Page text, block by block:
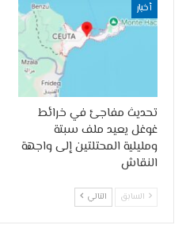
أخبار
تحديث مفاجئ في خرائط
غوغل يعيد ملف سبتة
ومليلية المحتلتين إلى واجهة
النقاش
السابق التالي